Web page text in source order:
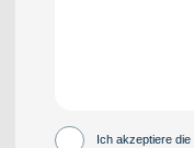
Ich akzeptiere die